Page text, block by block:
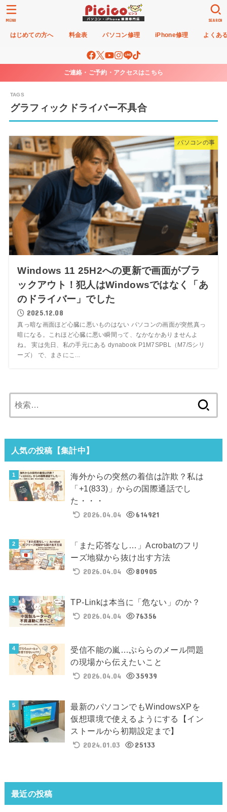
はじめての方へ 料金表 パソコン修理 iPhone修理 よくあ
SEARCH
MENU
ご連絡・ご予約・アクセスはこちら
グラフィックドライバー不具合
パソコンの事
Windows 11 25H2への更新で画面がブラ
ックアウト！犯人はWindowsではなく「あ
のドライバー」でした
2025.12.08
真っ暗な画面ほど心臓に悪いものはない パソコンの画面が突然真っ
暗になる。これほど心臓に悪い瞬間って、なかなかありませんよ
ね。 実は先日、私の手元にある dynabook P1M7SPBL（M7/Sシリ
ーズ） で、まさにこ...
索:
人気の投稿【集計中】
海外からの突然の着信は詐欺？私は
「+1(833)」からの国際通話でし
た・・・
2026.04.04
614921
「また応答なし…」Acrobatのフリ
ーズ地獄から抜け出す方法
2026.04.04
80905
TP-Linkは本当に「危ない」のか？
2026.04.04
76356
受信不能の嵐…ぷららのメール問題
の現場から伝えたいこと
2026.04.04
35939
最新のパソコンでもWindowsXPを
仮想環境で使えるようにする【イン
ストールから初期設定まで】
2024.01.03
25133
最近の投稿